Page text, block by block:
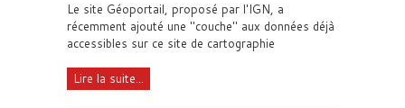
Le site Géoportail, proposé par l'IGN, a
récemment ajouté une "couche" aux données déjà
accessibles sur ce site de cartographie
Lire la suite...